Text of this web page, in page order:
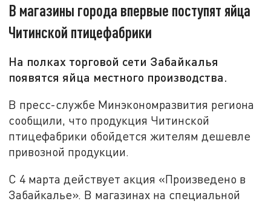
В магазины города впервые поступят яйца
Читинской птицефабрики
На полках торговой сети Забайкалья
появятся яйца местного производства.
В пресс-службе Минэкономразвития региона
сообщили, что продукция Читинской
птицефабрики обойдется жителям дешевле
привозной продукции.
С 4 марта действует акция «Произведено в
Забайкалье». В магазинах на специальной